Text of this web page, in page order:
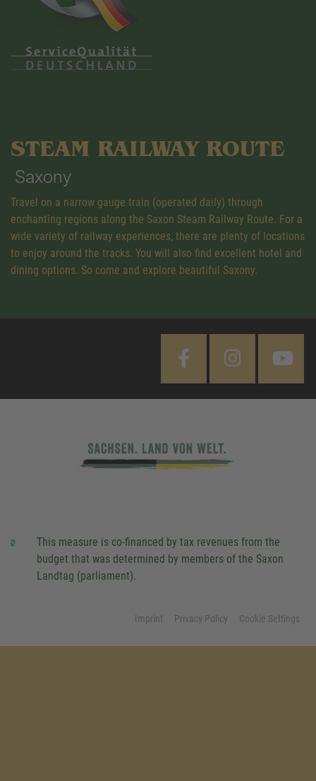
STEAM RAILWAY ROUTE
Saxony
Travel on a narrow gauge train (operated daily) through
enchanting regions along the Saxon Steam Railway Route. For a
wide variety of railway experiences, there are plenty of locations
to enjoy around the tracks. You will also find excellent hotel and
dining options. So come and explore beautiful Saxony.
This measure is co-financed by tax revenues from the
budget that was determined by members of the Saxon
Landtag (parliament).
Imprint Privacy Policy Cookie Settings